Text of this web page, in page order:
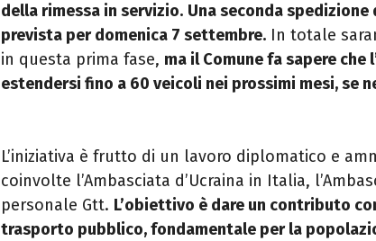
della rimessa in servizio. Una seconda
prevista per domenica 7 settembre. In totale
in questa prima fase, ma il Comune fa sapere
estendersi fino a 60 veicoli nei prossimi mesi, se
L’iniziativa è frutto di un lavoro diplomatico e
coinvolte l’Ambasciata d’Ucraina in Italia,
personale Gtt. L’obiettivo è dare un contributo
trasporto pubblico, fondamentale per la